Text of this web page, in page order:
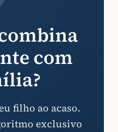
com
filho ao acaso.
exclusivo